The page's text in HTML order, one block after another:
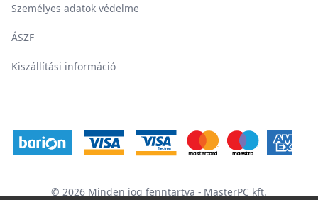
Személyes adatok védelme
ÁSZF
Kiszállítási információ
© 2026 Minden jog fenntartva - MasterPC kft.